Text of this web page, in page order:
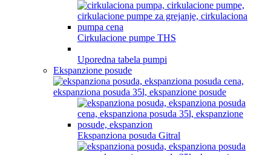
Cirkulacione pumpe THS
Uporedna tabela pumpi
Ekspanzione posude
Ekspanziona posuda Gitral